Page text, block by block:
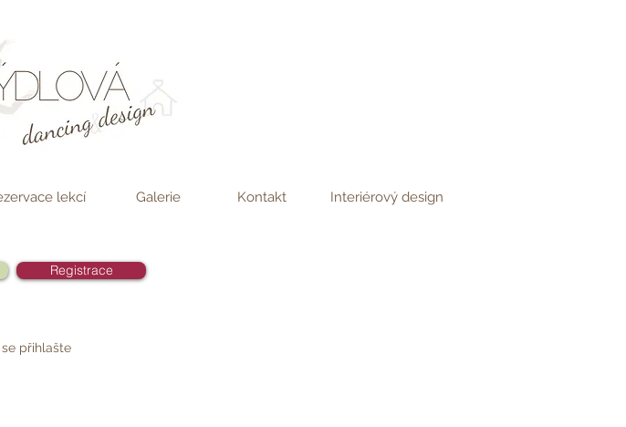
lekcí Galerie Kontakt Interiérový design
Registrace
přihlašte